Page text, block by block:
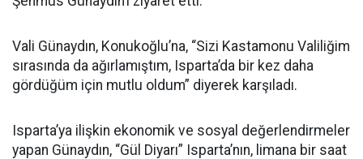
Vali Günaydın, Konukoğlu’na, “Sizi Kastamonu Valiliğim
sırasında da ağırlamıştım, Isparta’da bir kez daha
gördüğüm için mutlu oldum” diyerek karşıladı.
Isparta’ya ilişkin ekonomik ve sosyal değerlendirmeler
yapan Günaydın, “Gül Diyarı” Isparta’nın, limana bir saat